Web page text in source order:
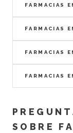
FARMACIAS
FARMACIAS
FARMACIAS
FARMACIAS
SOBRE